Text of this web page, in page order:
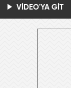
VİDEO'YA GİT